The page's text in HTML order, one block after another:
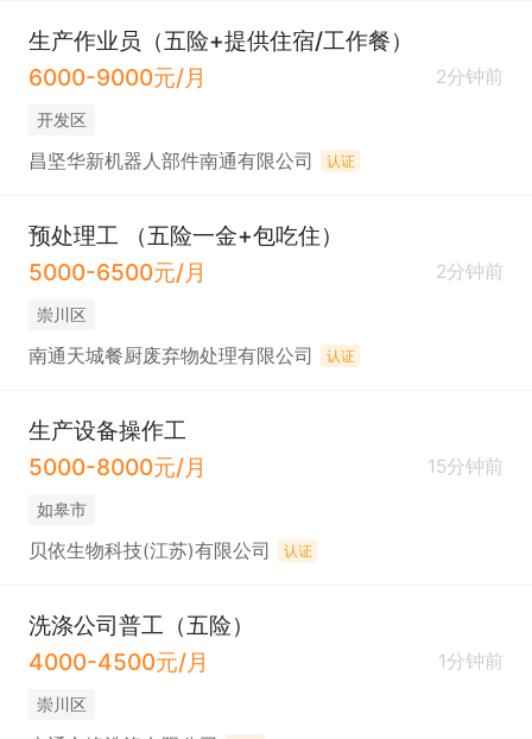
生产作业员（五险+提供住宿/工作餐）
6000-9000元/月
2分钟前
开发区
昌坚华新机器人部件南通有限公司 认证
预处理工 （五险一金+包吃住）
5000-6500元/月
2分钟前
崇川区
南通天城餐厨废弃物处理有限公司 认证
生产设备操作工
5000-8000元/月
15分钟前
如皋市
贝依生物科技(江苏)有限公司 认证
洗涤公司普工（五险）
4000-4500元/月
1分钟前
崇川区